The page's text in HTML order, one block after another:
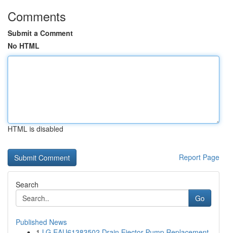
Comments
Submit a Comment
No HTML
HTML is disabled
Report Page
Search
Go
Published News